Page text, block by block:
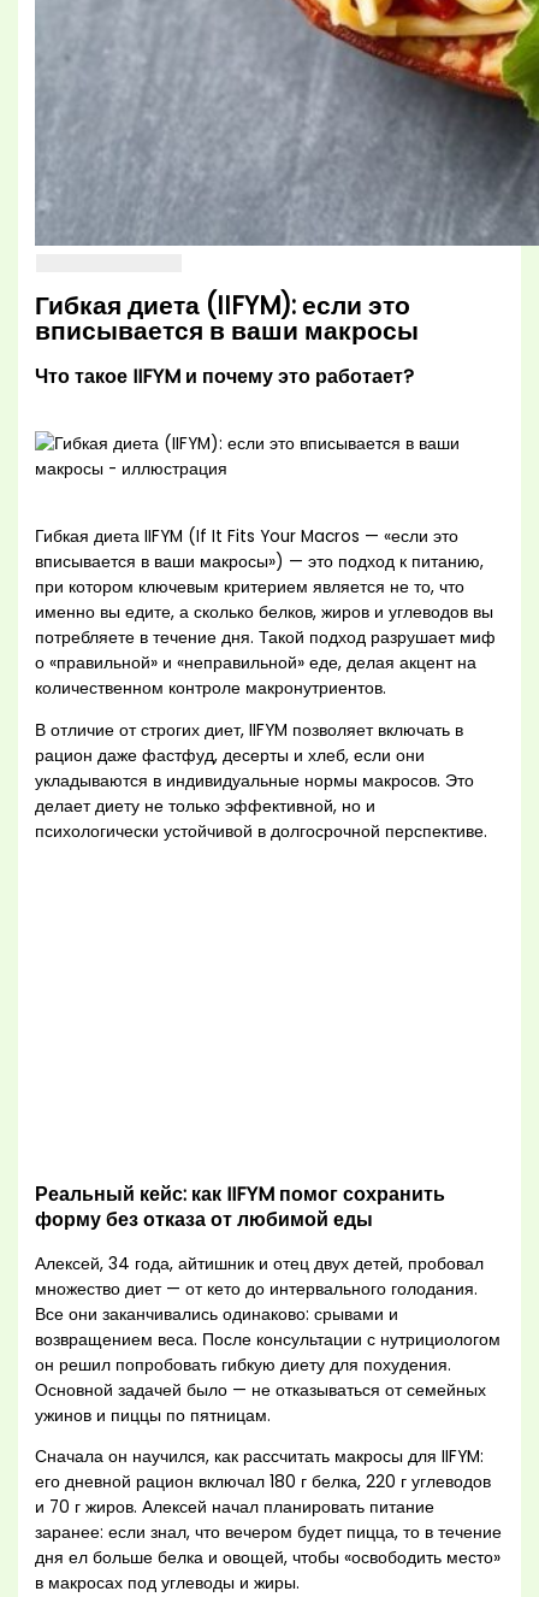
Гибкая диета (IIFYM): если это
вписывается в ваши макросы
Что такое IIFYM и почему это работает?
Гибкая диета IIFYM (If It Fits Your Macros — «если это
вписывается в ваши макросы») — это подход к питанию,
при котором ключевым критерием является не то, что
именно вы едите, а сколько белков, жиров и углеводов вы
потребляете в течение дня. Такой подход разрушает миф
о «правильной» и «неправильной» еде, делая акцент на
количественном контроле макронутриентов.
В отличие от строгих диет, IIFYM позволяет включать в
рацион даже фастфуд, десерты и хлеб, если они
укладываются в индивидуальные нормы макросов. Это
делает диету не только эффективной, но и
психологически устойчивой в долгосрочной перспективе.
Реальный кейс: как IIFYM помог сохранить
форму без отказа от любимой еды
Алексей, 34 года, айтишник и отец двух детей, пробовал
множество диет — от кето до интервального голодания.
Все они заканчивались одинаково: срывами и
возвращением веса. После консультации с нутрициологом
он решил попробовать гибкую диету для похудения.
Основной задачей было — не отказываться от семейных
ужинов и пиццы по пятницам.
Сначала он научился, как рассчитать макросы для IIFYM:
его дневной рацион включал 180 г белка, 220 г углеводов
и 70 г жиров. Алексей начал планировать питание
заранее: если знал, что вечером будет пицца, то в течение
дня ел больше белка и овощей, чтобы «освободить место»
в макросах под углеводы и жиры.